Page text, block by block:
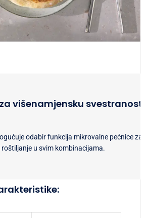
višenamjensku svestranost
odabir funkcija mikrovalne pećnice za
roštiljanje u svim kombinacijama.